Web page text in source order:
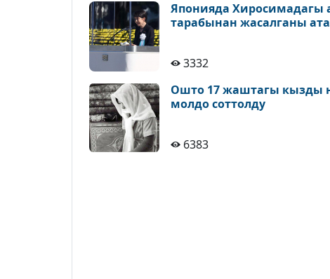
Японияда Хиросимадагы
тарабынан жасалганы
3332
Ошто 17 жаштагы кызды
молдо соттолду
6383